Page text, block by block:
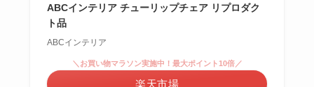
ABCインテリア チューリップチェア リプロダク
ト品
ABCインテリア
＼お買い物マラソン実施中！最大ポイント10倍／
楽天市場